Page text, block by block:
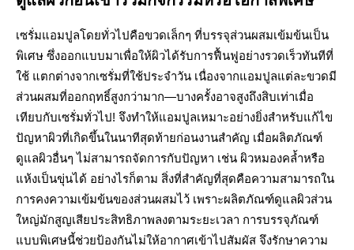
เซรั่มแอมปูลโดยทั่วไปคือขวดเล็กๆ ที่บรรจุส่วนผสมเข้มข้นเป็น
พิเศษ ซึ่งออกแบบมาเพื่อให้ผิวได้รับการฟื้นฟูอย่างรวดเร็วทันทีที่
ใช้ แตกต่างจากเซรั่มที่ใช้ประจำวัน เนื่องจากแอมปูลแต่ละขวดมี
ส่วนผสมที่ออกฤทธิ์สูงกว่ามาก—บางครั้งอาจสูงถึงสิบเท่าเมื่อ
เทียบกับเซรั่มทั่วไป! จึงทำให้แอมปูลเหมาะอย่างยิ่งสำหรับแก้ไข
ปัญหาผิวที่เกิดขึ้นในนาทีสุดท้ายก่อนงานสำคัญ เมื่อผลิตภัณฑ์
ดูแลผิวอื่นๆ ไม่สามารถจัดการกับปัญหา เช่น ผิวหมองคล้ำหรือ
แห้งเป็นขุ่นได้ อย่างไรก็ตาม สิ่งที่สำคัญที่สุดคือความสามารถใน
การคงความเข้มข้นของส่วนผสมไว้ เพราะผลิตภัณฑ์ดูแลผิวส่วน
ใหญ่มักสูญเสียประสิทธิภาพลงตามระยะเวลา การบรรจุภัณฑ์
แบบพิเศษนี้ช่วยป้องกันไม่ให้อากาศเข้าไปสัมผัส จึงรักษาความ